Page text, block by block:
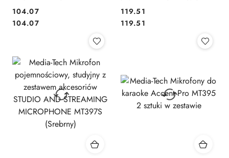
Cena:
104.07
Cena:
104.07
STUDIO AND STREAMING
MICROPHONE MT397K
Cena:
119.51
Cena:
119.51